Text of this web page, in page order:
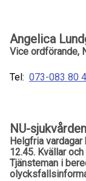
Angelica
Vice ordförande,
Tel: 073-083 80
NU-
Helgfria vardagar
12.45. Kvällar
Tjänsteman i